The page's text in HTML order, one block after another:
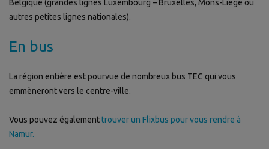
Belgique (grandes lignes Luxembourg – Bruxelles, Mons-Liège ou
autres petites lignes nationales).
En bus
La région entière est pourvue de nombreux bus TEC qui vous
emmèneront vers le centre-ville.
Vous pouvez égalementtrouver un Flixbus pour vous rendre à
Namur.